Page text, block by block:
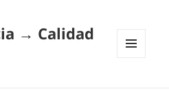
→ Calidad